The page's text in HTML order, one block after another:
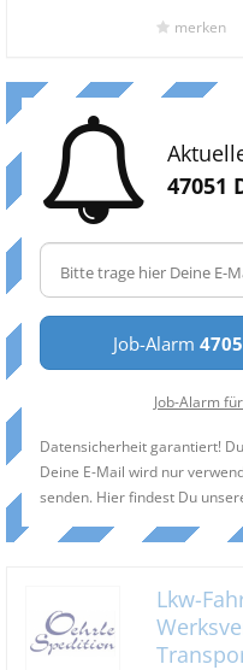
merken
47051
Job-Alarm
Job-Alarm
Datensicherheit garantiert!
Deine E-Mail wird nur
senden. Hier findest Du
Lkw-